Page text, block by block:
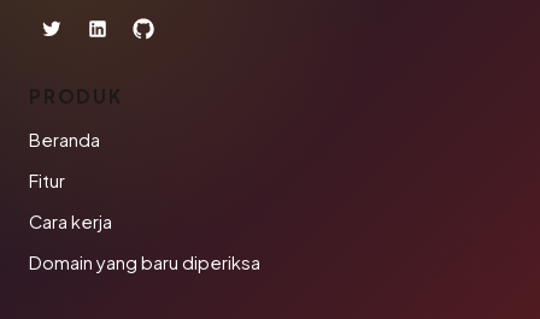
PRODUK
Beranda
Fitur
Cara kerja
Domain yang baru diperiksa